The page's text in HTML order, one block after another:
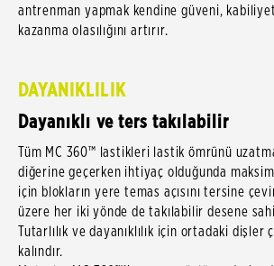
antrenman yapmak kendine güveni,
kazanma olasılığını artırır.
DAYANIKLILIK
Dayanıklı ve ters takılabilir
Tüm MC 360™ lastikleri lastik ömrünü
diğerine geçerken ihtiyaç olduğunda
için blokların yere temas açısını tersine
üzere her iki yönde de takılabilir desene
Tutarlılık ve dayanıklılık için ortadaki dişler
kalındır.